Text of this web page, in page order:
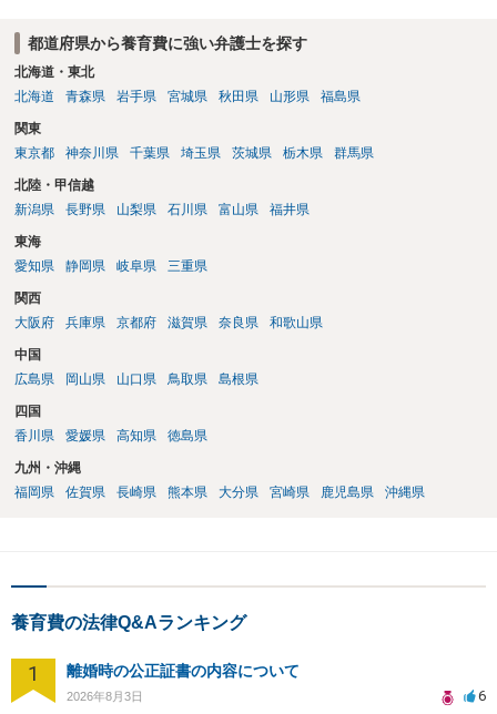
都道府県から養育費に強い弁護士を探す
北海道・東北
北海道
青森県 岩手県 宮城県 秋田県 山形県 福島県
関東
東京都
神奈川県 千葉県 埼玉県 茨城県 栃木県 群馬県
北陸・甲信越
新潟県
長野県 山梨県 石川県 富山県 福井県
東海
愛知県
静岡県 岐阜県 三重県
関西
大阪府
兵庫県 京都府 滋賀県 奈良県 和歌山県
中国
広島県
岡山県 山口県 鳥取県 島根県
四国
香川県
愛媛県 高知県 徳島県
九州・沖縄
福岡県
佐賀県 長崎県 熊本県 大分県 宮崎県 鹿児島県 沖縄県
養育費の法律Q&Aランキング
1 離婚時の公正証書の内容について
2026年8月3日 6